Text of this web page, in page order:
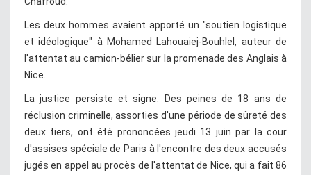
Les deux hommes avaient apporté un "soutien logistique
et idéologique" à Mohamed Lahouaiej-Bouhlel, auteur de
l'attentat au camion-bélier sur la promenade des Anglais à
Nice.
La justice persiste et signe. Des peines de 18 ans de
réclusion criminelle, assorties d'une période de sûreté des
deux tiers, ont été prononcées jeudi 13 juin par la cour
d'assises spéciale de Paris à l'encontre des deux accusés
jugés en appel au procès de l'attentat de Nice, qui a fait 86